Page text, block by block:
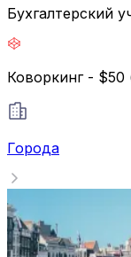
Бухгалтерский
Коворкинг - $50
Города